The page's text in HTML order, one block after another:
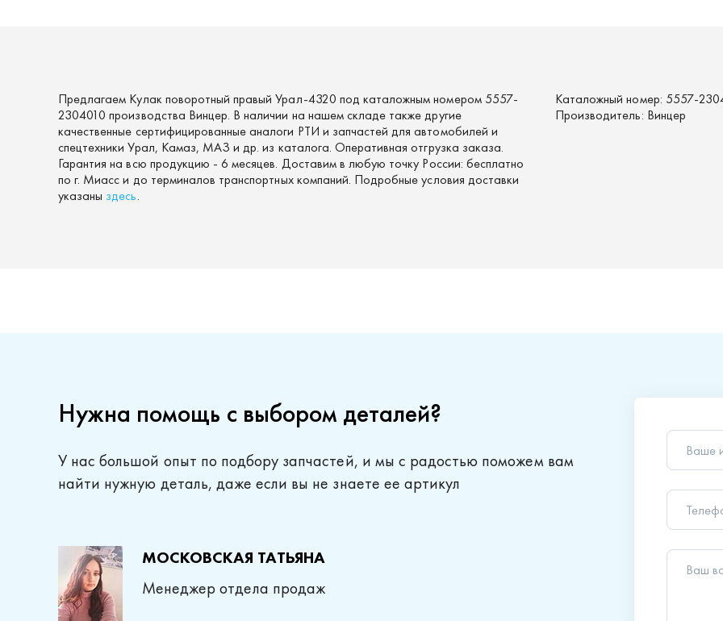
Предлагаем Кулак поворотный правый Урал-4320 под каталожным номером 5557-
2304010 производства Винцер. В наличии на нашем складе также другие
качественные сертифицированные аналоги РТИ и запчастей для автомобилей и
спецтехники Урал, Камаз, МАЗ и др. из каталога. Оперативная отгрузка заказа.
Гарантия на всю продукцию - 6 месяцев. Доставим в любую точку России: бесплатно
по г. Миасс и до терминалов транспортных компаний. Подробные условия доставки
указаны здесь.
Каталожный номер: 5557-
Производитель: Винцер
Нужна помощь с выбором деталей?
У нас большой опыт по подбору запчастей, и мы с радостью поможем вам
найти нужную деталь, даже если вы не знаете ее артикул
МОСКОВСКАЯ ТАТЬЯНА
Менеджер отдела продаж
Ваше
Ваш